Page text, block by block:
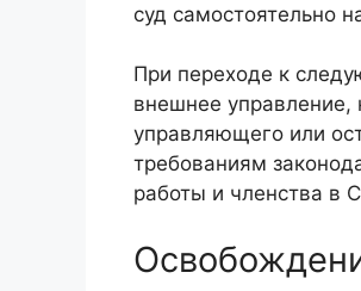
суд самостоятельно
При переходе к
внешнее управление,
управляющего или
требованиям
работы и членства в